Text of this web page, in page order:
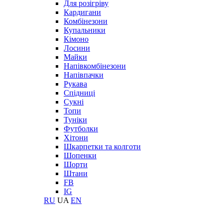
Для розігріву
Кардигани
Комбінезони
Купальники
Кімоно
Лосини
Майки
Напівкомбінезони
Напівпачки
Рукава
Спідниці
Сукні
Топи
Туніки
Футболки
Хітони
Шкарпетки та колготи
Шопенки
Шорти
Штани
FB
IG
RU UA EN